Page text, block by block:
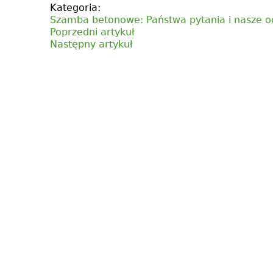
Kategoria:
Szamba betonowe: Państwa pytania i nasze
Poprzedni artykuł
Następny artykuł